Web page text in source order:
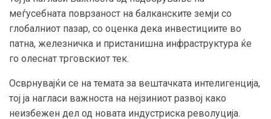
меѓусебната поврзаност на балканските земји со
глобалниот пазар, со оценка дека инвестициите во
патна, железничка и пристанишна инфраструктура ќе
го олеснат трговскиот тек.
Осврнувајќи се на темата за вештачката интелигенција,
тој ја нагласи важноста на нејзиниот развој како
неизбежен дел од новата индустриска револуција.